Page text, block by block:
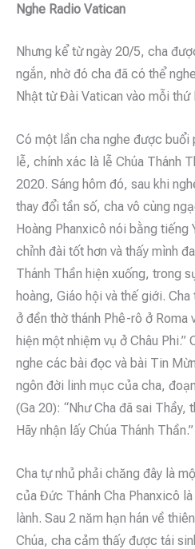
Nghe Radio Vatican
Nhưng kể từ ngày 20/5, cha
ngắn, nhờ đó cha đã có thể
Nhật từ Đài Vatican vào mỗi thứ
Có một lần cha nghe được buổi
lễ, chính xác là lễ Chúa Thánh
2020. Sáng hôm đó, sau khi
thay đổi tần số, cha vô cùng
Hoàng Phanxicô nói bằng tiếng
chỉnh đài tốt hơn và thấy mình
Thánh Thần hiện xuống, trong
hoàng, Giáo hội và thế giới.
ở đền thờ thánh Phê-rô ở Roma
hiện một nhiệm vụ ở Châu Phi.”
nghe các bài đọc và bài Tin
ngôn đời linh mục của cha,
(Ga 20): “Như Cha đã sai
Hãy nhận lấy Chúa Thánh Thần.”
Cha tự nhủ phải chăng đây là
của Đức Thánh Cha Phanxicô
lành. Sau 2 năm hạn hán về
Chúa, cha cảm thấy được tái